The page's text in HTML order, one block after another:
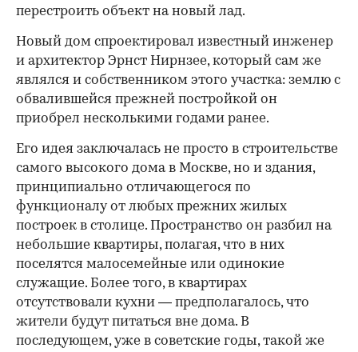
перестроить объект на новый лад.
Новый дом спроектировал известный инженер
и архитектор Эрнст Нирнзее, который сам же
являлся и собственником этого участка: землю с
обвалившейся прежней постройкой он
приобрел несколькими годами ранее.
Его идея заключалась не просто в строительстве
самого высокого дома в Москве, но и здания,
принципиально отличающегося по
функционалу от любых прежних жилых
построек в столице. Пространство он разбил на
небольшие квартиры, полагая, что в них
поселятся малосемейные или одинокие
служащие. Более того, в квартирах
отсутствовали кухни — предполагалось, что
жители будут питаться вне дома. В
последующем, уже в советские годы, такой же